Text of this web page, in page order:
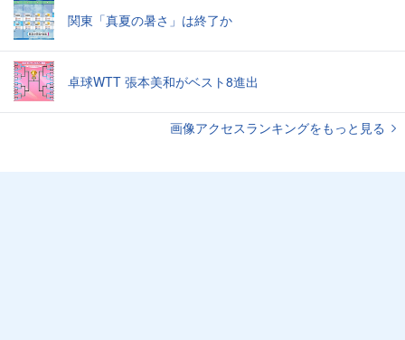
関東「真夏の暑さ」は終了か
卓球WTT 張本美和がベスト8進出
画像アクセスランキングをもっと見る